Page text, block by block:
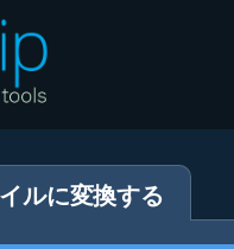
ルに変換する